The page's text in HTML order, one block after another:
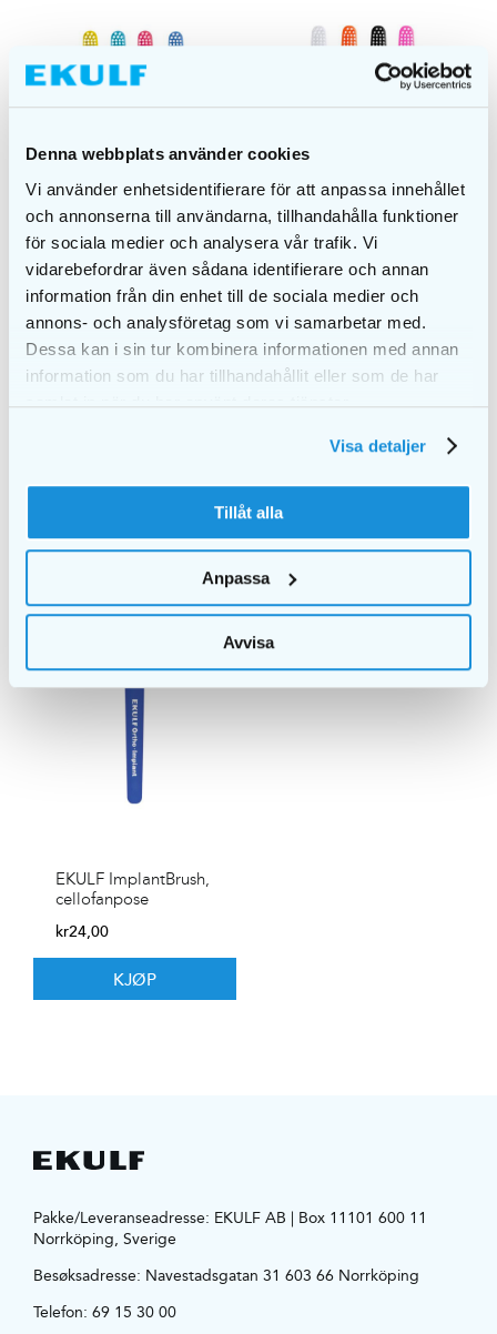
Denna webbplats använder cookies
Vi använder enhetsidentifierare för att anpassa innehållet
och annonserna till användarna, tillhandahålla funktioner
för sociala medier och analysera vår trafik. Vi
vidarebefordrar även sådana identifierare och annan
information från din enhet till de sociala medier och
annons- och analysföretag som vi samarbetar med.
Dessa kan i sin tur kombinera informationen med annan
information som du har tillhandahållit eller som de har
samlat in när du har använt deras tjänster.
Visa detaljer
Tillåt alla
Anpassa
Avvisa
EKULF twice adult
cellofan
kr14,00
ALTERNATIV
EKULF twice junior
cellofan
kr14,00
VELG
ALTERNATIV
EKULF ImplantBrush,
cellofanpose
kr24,00
KJØP
Pakke/Leveranseadresse: EKULF AB | Box 11101 600 11
Norrköping, Sverige
Besøksadresse: Navestadsgatan 31 603 66 Norrköping
Telefon: 69 15 30 00